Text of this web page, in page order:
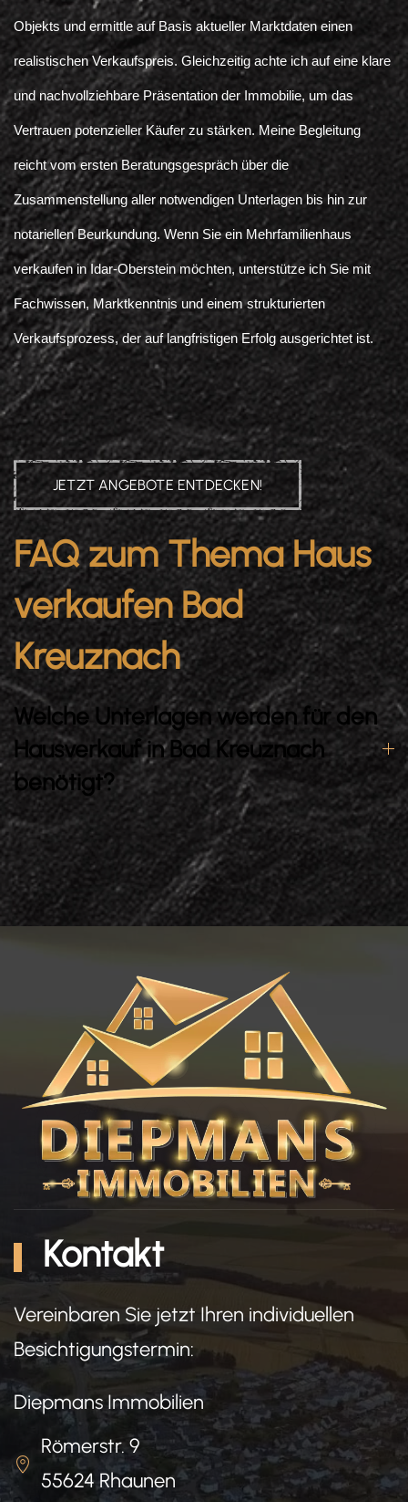
Objekts und ermittle auf Basis aktueller Marktdaten einen
realistischen Verkaufspreis. Gleichzeitig achte ich auf eine klare
und nachvollziehbare Präsentation der Immobilie, um das
Vertrauen potenzieller Käufer zu stärken. Meine Begleitung
reicht vom ersten Beratungsgespräch über die
Zusammenstellung aller notwendigen Unterlagen bis hin zur
notariellen Beurkundung. Wenn Sie ein Mehrfamilienhaus
verkaufen in Idar-Oberstein möchten, unterstütze ich Sie mit
Fachwissen, Marktkenntnis und einem strukturierten
Verkaufsprozess, der auf langfristigen Erfolg ausgerichtet ist.
JETZT ANGEBOTE ENTDECKEN!
FAQ zum Thema Haus
verkaufen Bad
Kreuznach
Welche Unterlagen werden für den
Hausverkauf in Bad Kreuznach
benötigt?
Kontakt
Vereinbaren Sie jetzt Ihren individuellen
Besichtigungstermin:
Diepmans Immobilien
Römerstr. 9
55624 Rhaunen